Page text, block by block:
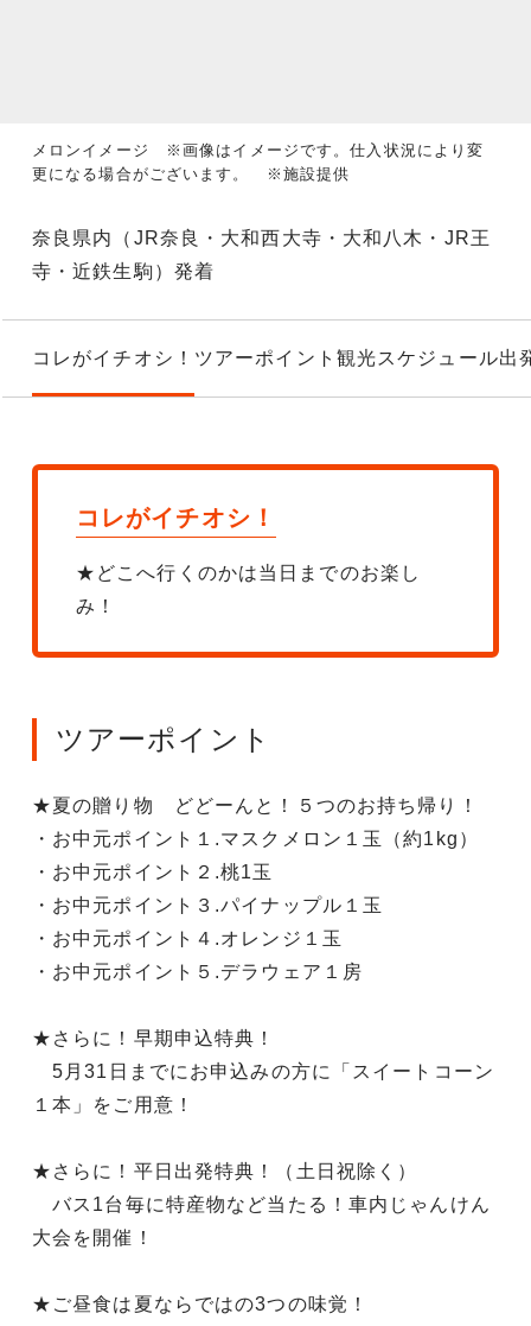
メロンイメージ ※画像はイメージです。仕入状況により変
更になる場合がございます。 ※施設提供
奈良県内（JR奈良・大和西大寺・大和八木・JR王
寺・近鉄生駒）発着
コレがイチオシ！ ツアーポイント 観光スケジュール出
コレがイチオシ！
★どこへ行くのかは当日までのお楽し
み！
ツアーポイント
★夏の贈り物 どどーんと！５つのお持ち帰り！
・お中元ポイント１.マスクメロン１玉（約1kg）
・お中元ポイント２.桃1玉
・お中元ポイント３.パイナップル１玉
・お中元ポイント４.オレンジ１玉
・お中元ポイント５.デラウェア１房
★さらに！早期申込特典！
5月31日までにお申込みの方に「スイートコーン
１本」をご用意！
★さらに！平日出発特典！（土日祝除く）
バス1台毎に特産物など当たる！車内じゃんけん
大会を開催！
★ご昼食は夏ならではの3つの味覚！